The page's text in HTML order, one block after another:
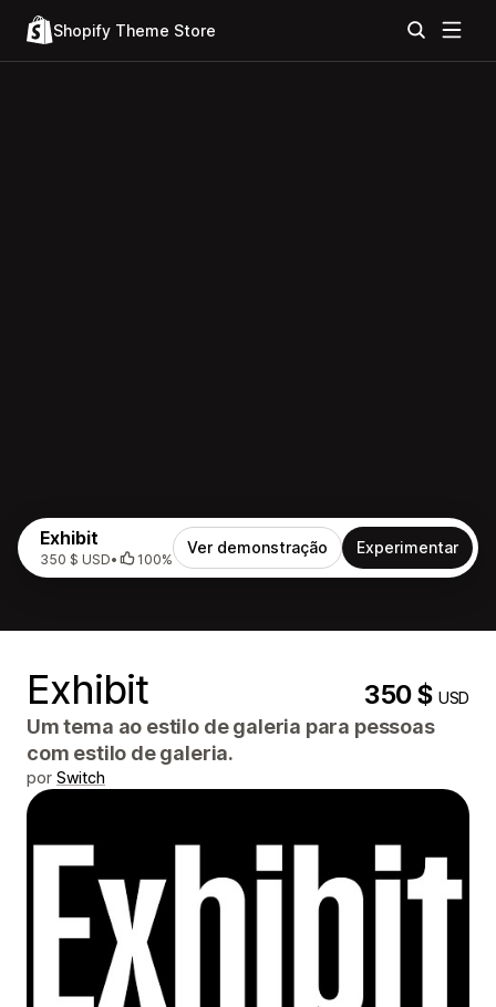
Shopify Theme Store
Exhibit
350 $ USD• 100%
Ver demonstração Experimentar
Exhibit 350 $USD
Um tema ao estilo de galeria para pessoas
com estilo de galeria.
por Switch